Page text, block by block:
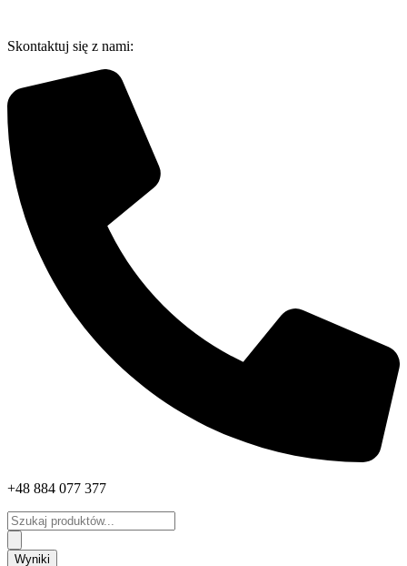
treści
Skontaktuj się z nami:
+48 884 077 377
Search
...
Wyniki